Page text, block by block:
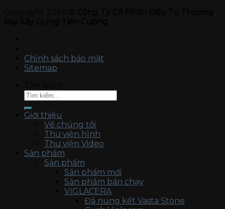
Chính sách bảo mật
Sitemap
Giới thiệu
Về chúng tôi
Thư viện hình
Thư viện Video
Sản phẩm
Sản phẩm
Sản phẩm mới
Sản phẩm bán chạy
VIGLACERA
Đá nung kết Vasta Stone